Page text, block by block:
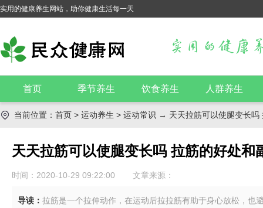
实用的健康养生网站，助你健康生活每一天
首页 季节养生 饮食养生 人群养生
当前位置： 首页 > 运动养生 > 运动常识 → 天天拉筋可以使腿变长吗
天天拉筋可以使腿变长吗 拉筋的好处和
时间：2020-10-29 09:22:00 文章来源：
导读： 拉筋是一个拉伸动作，在运动后拉拉筋有助于身心放松，也